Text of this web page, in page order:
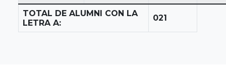
TOTAL DE ALUMNI CON LA
LETRA A:
021